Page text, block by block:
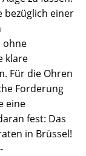
bezüglich einer
ohne
klare
Für die Ohren
Forderung
eine
fest: Das
in Brüssel!